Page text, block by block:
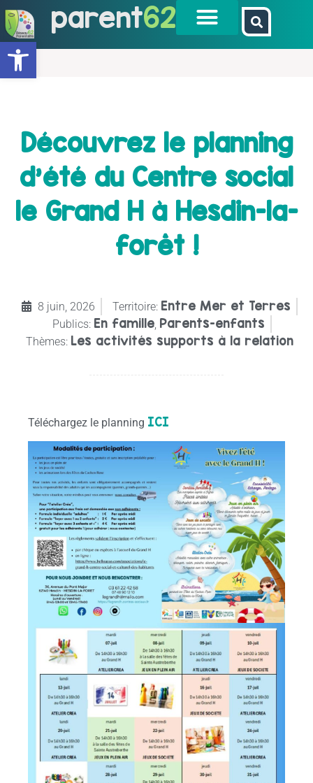
Ouvrir la barre d’outils
parent62
Découvrez le planning
d’été du Centre social
le Grand H à Hesdin-la-
forêt !
8 juin, 2026 Territoire: Entre Mer et Terres
Publics: En famille Parents-enfants
Thèmes: Les activités supports à la relation
Téléchargez le planning ICI